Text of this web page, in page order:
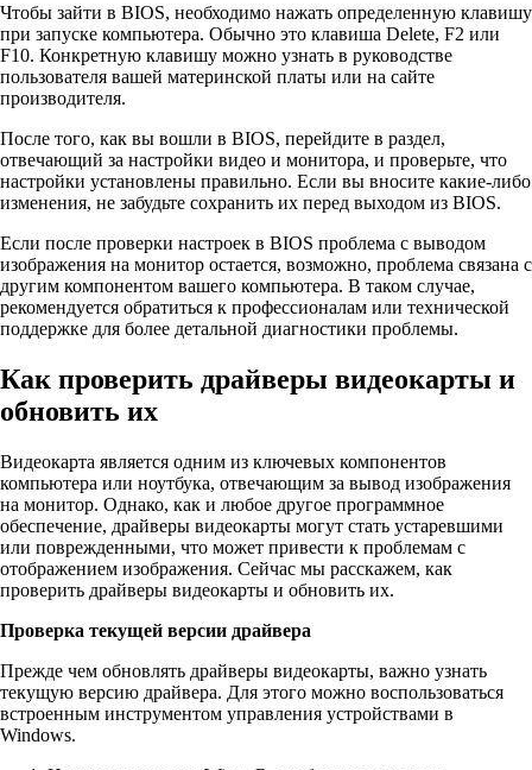
Чтобы зайти в BIOS, необходимо нажать определенную клавишу
при запуске компьютера. Обычно это клавиша Delete, F2 или
F10. Конкретную клавишу можно узнать в руководстве
пользователя вашей материнской платы или на сайте
производителя.
После того, как вы вошли в BIOS, перейдите в раздел,
отвечающий за настройки видео и монитора, и проверьте, что
настройки установлены правильно. Если вы вносите какие-либо
изменения, не забудьте сохранить их перед выходом из BIOS.
Если после проверки настроек в BIOS проблема с выводом
изображения на монитор остается, возможно, проблема связана с
другим компонентом вашего компьютера. В таком случае,
рекомендуется обратиться к профессионалам или технической
поддержке для более детальной диагностики проблемы.
Как проверить драйверы видеокарты и
обновить их
Видеокарта является одним из ключевых компонентов
компьютера или ноутбука, отвечающим за вывод изображения
на монитор. Однако, как и любое другое программное
обеспечение, драйверы видеокарты могут стать устаревшими
или поврежденными, что может привести к проблемам с
отображением изображения. Сейчас мы расскажем, как
проверить драйверы видеокарты и обновить их.
Проверка текущей версии драйвера
Прежде чем обновлять драйверы видеокарты, важно узнать
текущую версию драйвера. Для этого можно воспользоваться
встроенным инструментом управления устройствами в
Windows.